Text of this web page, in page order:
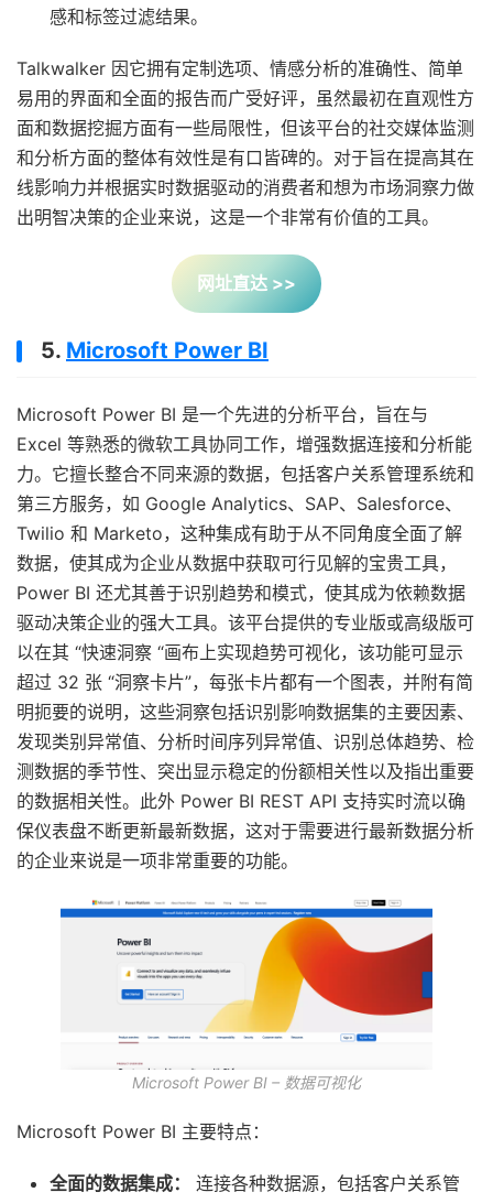
感和标签过滤结果。
Talkwalker 因它拥有定制选项、情感分析的准确性、简单
易用的界面和全面的报告而广受好评，虽然最初在直观性方
面和数据挖掘方面有一些局限性，但该平台的社交媒体监测
和分析方面的整体有效性是有口皆碑的。对于旨在提高其在
线影响力并根据实时数据驱动的消费者和想为市场洞察力做
出明智决策的企业来说，这是一个非常有价值的工具。
网址直达 >>
5. Microsoft Power BI
Microsoft Power BI 是一个先进的分析平台，旨在与
Excel 等熟悉的微软工具协同工作，增强数据连接和分析能
力。它擅长整合不同来源的数据，包括客户关系管理系统和
第三方服务，如 Google Analytics、SAP、Salesforce、
Twilio 和 Marketo，这种集成有助于从不同角度全面了解
数据，使其成为企业从数据中获取可行见解的宝贵工具，
Power BI 还尤其善于识别趋势和模式，使其成为依赖数据
驱动决策企业的强大工具。该平台提供的专业版或高级版可
以在其 “快速洞察 “画布上实现趋势可视化，该功能可显示
超过 32 张 “洞察卡片”，每张卡片都有一个图表，并附有简
明扼要的说明，这些洞察包括识别影响数据集的主要因素、
发现类别异常值、分析时间序列异常值、识别总体趋势、检
测数据的季节性、突出显示稳定的份额相关性以及指出重要
的数据相关性。此外 Power BI REST API 支持实时流以确
保仪表盘不断更新最新数据，这对于需要进行最新数据分析
的企业来说是一项非常重要的功能。
Microsoft Power BI – 数据可视化
Microsoft Power BI 主要特点：
全面的数据集成：
连接各种数据源，包括客户关系管